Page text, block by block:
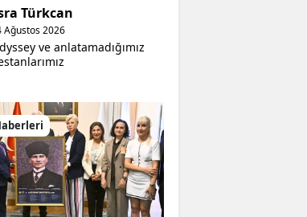
Türkcan
Ağustos 2026
ve anlatamadığımız